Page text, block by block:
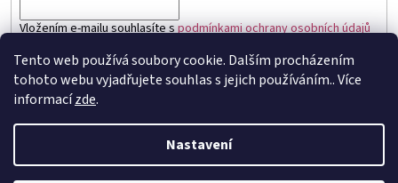
Tento web používá soubory cookie. Dalším procházením
tohoto webu vyjadřujete souhlas s jejich používáním.. Více
informacízde.
Nastavení
Vložením e-mailu souhlasíte spodmínkami ochrany osobních údajů
PŘIHLÁSIT SE
Vytvořil Shoptet